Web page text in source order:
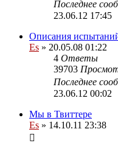
Последнее
23.06.12 17:45
Описания
Es » 20.05.08 01:22
4 Ответы
39703
Последнее
23.06.12 00:02
Мы в Твиттере
Es » 14.10.11 23:38